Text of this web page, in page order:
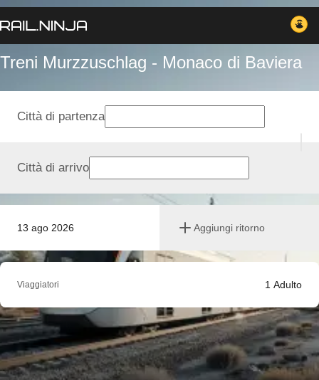
Treni Murzzuschlag - Monaco di Baviera
13 ago 2026 Aggiungi ritorno
Città di partenza
Città di arrivo
Viaggiatori 1 Adulto